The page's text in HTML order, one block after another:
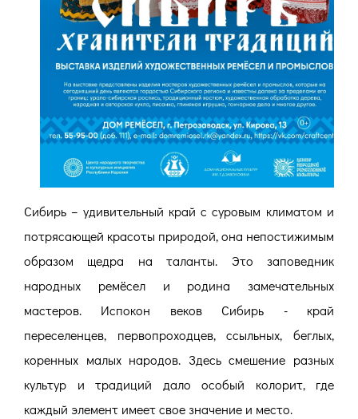
Сибирь – удивительный край с суровым климатом и
потрясающей красоты природой, она непостижимым
образом щедра на таланты. Это заповедник
народных ремёсел и родина замечательных
мастеров. Испокон веков Сибирь - край
переселенцев, первопроходцев, ссыльных, беглых,
коренных малых народов. Здесь смешение разных
культур и традиций дало особый колорит, где
каждый элемент имеет свое значение и место.